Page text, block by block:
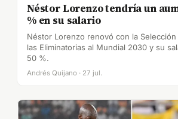
Néstor Lorenzo tendría un
% en su salario
Néstor Lorenzo renovó con la Selección
las Eliminatorias al Mundial 2030 y su
50 %.
Andrés Quijano · 27 jul.